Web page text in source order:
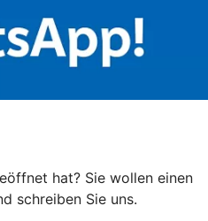
hat? Sie wollen einen
schreiben Sie uns.